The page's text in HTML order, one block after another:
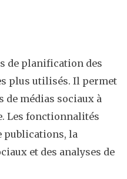
de planification des
plus utilisés. Il permet
de médias sociaux à
Les fonctionnalités
publications, la
et des analyses de